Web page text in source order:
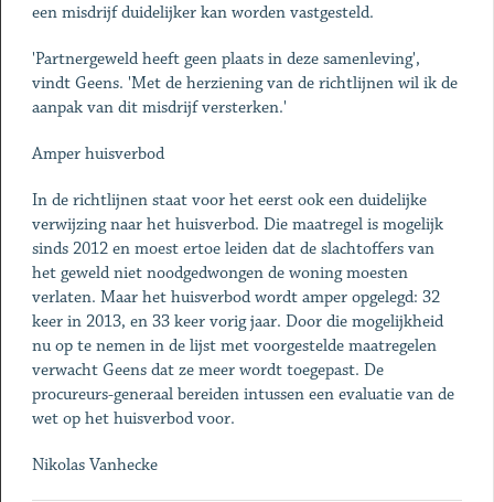
een misdrijf duidelijker kan worden vastgesteld.
'Partnergeweld heeft geen plaats in deze samenleving',
vindt Geens. 'Met de herziening van de richtlijnen wil ik de
aanpak van dit misdrijf versterken.'
Amper huisverbod
In de richtlijnen staat voor het eerst ook een duidelijke
verwijzing naar het huisverbod. Die maatregel is mogelijk
sinds 2012 en moest ertoe leiden dat de slachtoffers van
het geweld niet noodgedwongen de woning moesten
verlaten. Maar het huisverbod wordt amper opgelegd: 32
keer in 2013, en 33 keer vorig jaar. Door die mogelijkheid
nu op te nemen in de lijst met voorgestelde maatregelen
verwacht Geens dat ze meer wordt toegepast. De
procureurs-generaal bereiden intussen een evaluatie van de
wet op het huisverbod voor.
Nikolas Vanhecke